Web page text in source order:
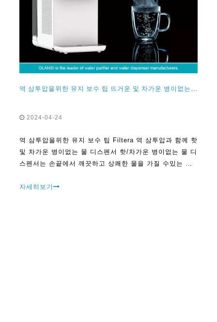
역 삼투압을위한 유지 보수 팁 뜨거운 및 차가운 병이없는 물 디스펜서 필터
2024-04-24
역 삼투압을위한 유지 보수 팁 Filtera 역 삼투압과 함께 핫
및 차가운 병이없는 물 디스펜서 핫/차가운 병이없는 물 디
스펜서는 손끝에서 깨끗하고 상쾌한 물을 가질 수있는 편
인 물 디스펜서와 달리
자세히보기